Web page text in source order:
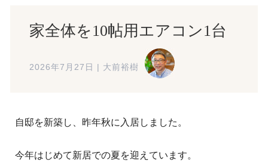
家全体を10帖用エアコン1台
2026年7月27日 大前裕樹
自邸を新築し、昨年秋に入居しました。
今年はじめて新居での夏を迎えています。